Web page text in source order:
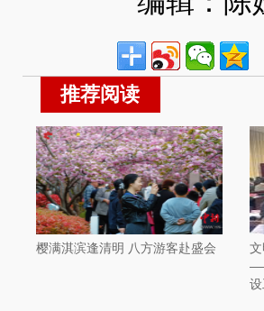
推荐阅读
樱满淇滨逢清明 八方游客赴盛会